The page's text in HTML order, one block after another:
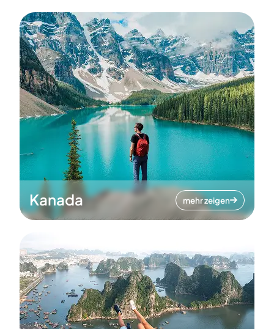
Kanada mehr zeigen